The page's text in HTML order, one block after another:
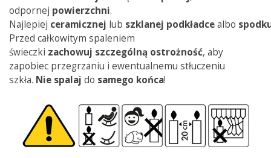
odpornej powierzchni.
Najlepiej ceramicznej lub szklanej podkładcealbo
Przed całkowitym spaleniem
świeczki zachowuj szczególną ostrożność, aby
zapobiec przegrzaniu i ewentualnemu stłuczeniu
szkła. Nie spalaj do samego końca!